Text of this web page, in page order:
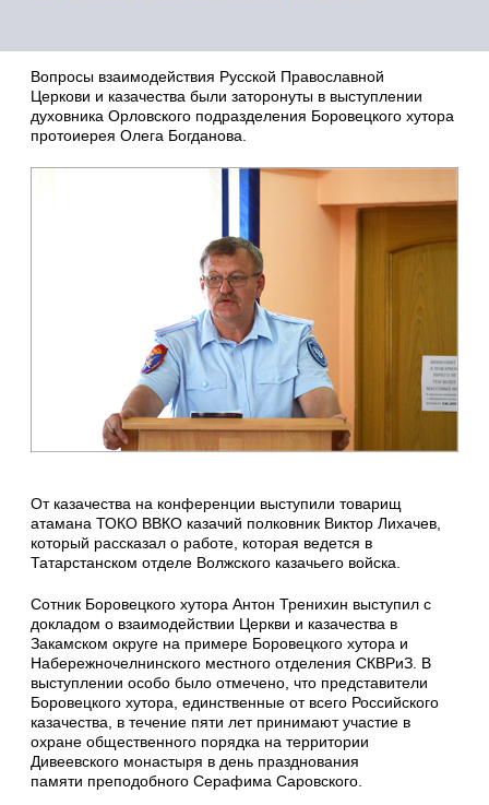
Вопросы взаимодействия Русской Православной
Церкови и казачества были заторонуты в выступлении
духовника Орловского подразделения Боровецкого хутора
протоиерея Олега Богданова.
От казачества на конференции выступили товарищ
атамана ТОКО ВВКО казачий полковник Виктор Лихачев,
который рассказал о работе, которая ведется в
Татарстанском отделе Волжского казачьего войска.
Сотник Боровецкого хутора Антон Тренихин выступил с
докладом о взаимодействии Церкви и казачества в
Закамском округе на примере Боровецкого хутора и
Набережночелнинского местного отделения СКВРиЗ. В
выступлении особо было отмечено, что представители
Боровецкого хутора, единственные от всего Российского
казачества, в течение пяти лет принимают участие в
охране общественного порядка на территории
Дивеевского монастыря в день празднования
памяти преподобного Серафима Саровского.